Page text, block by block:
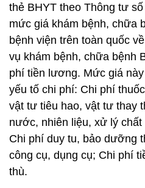
thẻ BHYT theo Thông tư
mức giá khám bệnh, chữa
bệnh viện trên toàn quốc
vụ khám bệnh, chữa bệnh
phí tiền lương. Mức giá
yếu tố chi phí: Chi phí
vật tư tiêu hao, vật tư thay
nước, nhiên liệu, xử lý
Chi phí duy tu, bảo dưỡng
công cụ, dụng cụ; Chi phí
thù.